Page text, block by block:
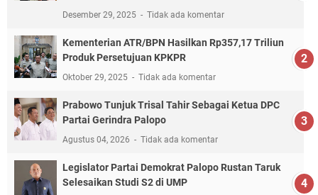
Desember 29, 2025 Tidak ada komentar
Kementerian ATR/BPN Hasilkan Rp357,17 Triliun
Produk Persetujuan KPKPR
Oktober 29, 2025 Tidak ada komentar
Prabowo Tunjuk Trisal Tahir Sebagai Ketua DPC
Partai Gerindra Palopo
Agustus 04, 2026 Tidak ada komentar
Legislator Partai Demokrat Palopo Rustan Taruk
Selesaikan Studi S2 di UMP